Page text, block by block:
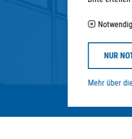
Neuwerkstraße
Notwendig
NUR
Mehr über